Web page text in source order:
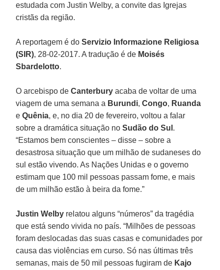
estudada com Justin Welby, a convite das Igrejas
cristãs da região.
A reportagem é doServizio Informazione Religiosa
(SIR), 28-02-2017. A tradução é de Moisés
Sbardelotto.
O arcebispo deCanterbury acaba de voltar de uma
viagem de uma semana a Burundi,Congo, Ruanda
eQuênia, e, no dia 20 de fevereiro, voltou a falar
sobre a dramática situação noSudão do Sul .
“Estamos bem conscientes – disse – sobre a
desastrosa situação que um milhão de sudaneses do
sul estão vivendo. As Nações Unidas e o governo
estimam que 100 mil pessoas passam fome, e mais
de um milhão estão à beira da fome.”
Justin Welby relatou alguns “números” da tragédia
que está sendo vivida no país. “Milhões de pessoas
foram deslocadas das suas casas e comunidades por
causa das violências em curso. Só nas últimas três
semanas, mais de 50 mil pessoas fugiram de Kajo